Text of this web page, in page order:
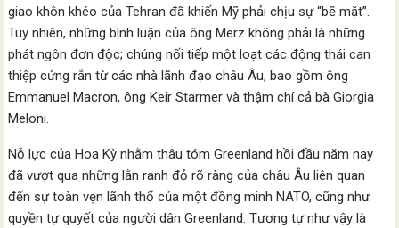
giao khôn khéo của Tehran đã khiến Mỹ phải chịu sự “bẽ mặt”.
Tuy nhiên, những bình luận của ông Merz không phải là những
phát ngôn đơn độc; chúng nối tiếp một loạt các động thái can
thiệp cứng rắn từ các nhà lãnh đạo châu Âu, bao gồm ông
Emmanuel Macron, ông Keir Starmer và thậm chí cả bà Giorgia
Meloni.
Nỗ lực của Hoa Kỳ nhằm thâu tóm Greenland hồi đầu năm nay
đã vượt qua những lằn ranh đỏ rõ ràng của châu Âu liên quan
đến sự toàn vẹn lãnh thổ của một đồng minh NATO, cũng như
quyền tự quyết của người dân Greenland. Tương tự như vậy là